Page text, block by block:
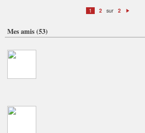
1 2 sur 2
t
Mes amis (53)